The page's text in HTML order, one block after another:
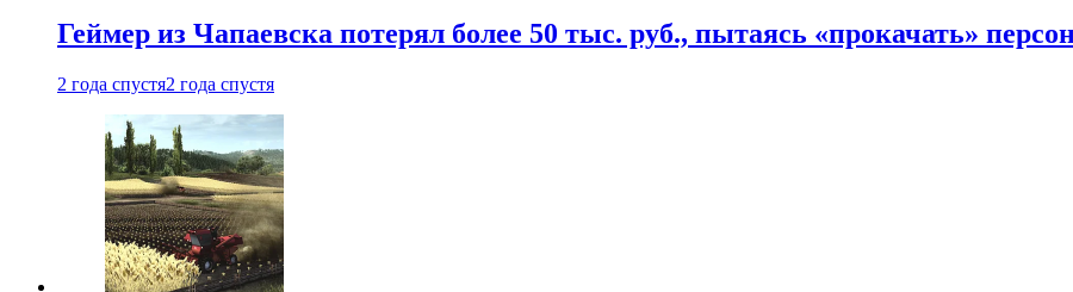
Геймер из Чапаевска потерял более 50 тыс. руб., пытаясь «прокачать»
2 года спустя2 года спустя